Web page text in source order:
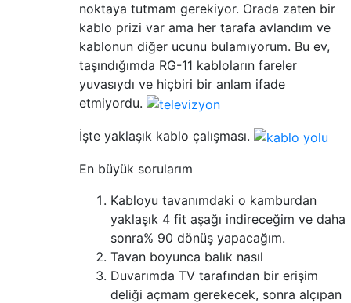
noktaya tutmam gerekiyor. Orada zaten bir
kablo prizi var ama her tarafa avlandım ve
kablonun diğer ucunu bulamıyorum. Bu ev,
taşındığımda RG-11 kabloların fareler
yuvasıydı ve hiçbiri bir anlam ifade
etmiyordu.
İşte yaklaşık kablo çalışması.
En büyük sorularım
Kabloyu tavanımdaki o kamburdan
yaklaşık 4 fit aşağı indireceğim ve daha
sonra% 90 dönüş yapacağım.
Tavan boyunca balık nasıl
Duvarımda TV tarafından bir erişim
deliği açmam gerekecek, sonra alçıpan